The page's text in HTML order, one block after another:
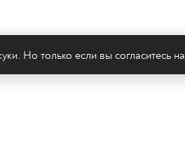
Но только если вы согласитесь на